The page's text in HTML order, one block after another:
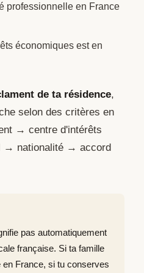
professionnelle en France
économiques est en
de ta résidence,
selon des critères en
→ centre d'intérêts
→ nationalité → accord
pas automatiquement
française. Si ta famille
France, si tu conserves